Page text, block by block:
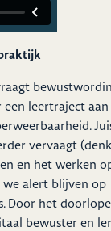
leertraject
vervaagt (denk
en het werken
we alert blijven op
Door het
bewuster en